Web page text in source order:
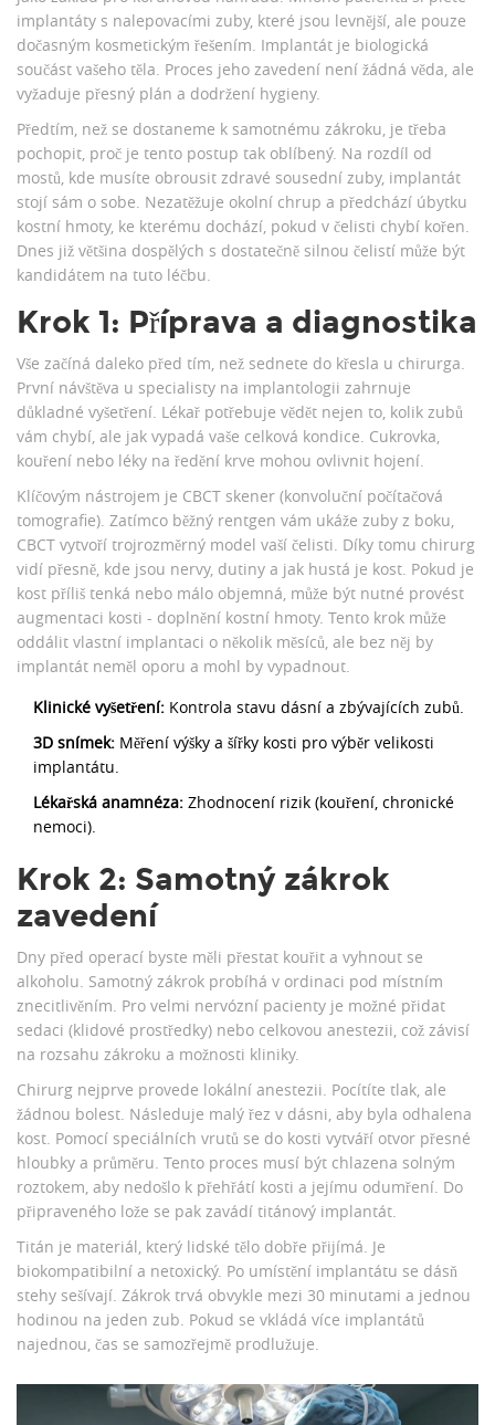
implantáty s nalepovacími zuby, které jsou levnější, ale pouze
dočasným kosmetickým řešením. Implantát je biologická
součást vašeho těla. Proces jeho zavedení není žádná věda, ale
vyžaduje přesný plán a dodržení hygieny.
Předtím, než se dostaneme k samotnému zákroku, je třeba
pochopit, proč je tento postup tak oblíbený. Na rozdíl od
mostů, kde musíte obrousit zdravé sousední zuby, implantát
stojí sám o sobe. Nezatěžuje okolní chrup a předchází úbytku
kostní hmoty, ke kterému dochází, pokud v čelisti chybí kořen.
Dnes již většina dospělých s dostatečně silnou čelistí může být
kandidátem na tuto léčbu.
Krok 1: Příprava a diagnostika
Vše začíná daleko před tím, než sednete do křesla u chirurga.
První návštěva u specialisty na implantologii zahrnuje
důkladné vyšetření. Lékař potřebuje vědět nejen to, kolik zubů
vám chybí, ale jak vypadá vaše celková kondice. Cukrovka,
kouření nebo léky na ředění krve mohou ovlivnit hojení.
Klíčovým nástrojem je CBCT skener (konvoluční počítačová
tomografie). Zatímco běžný rentgen vám ukáže zuby z boku,
CBCT vytvoří trojrozměrný model vaší čelisti. Díky tomu chirurg
vidí přesně, kde jsou nervy, dutiny a jak hustá je kost. Pokud je
kost příliš tenká nebo málo objemná, může být nutné provést
augmentaci kosti - doplnění kostní hmoty. Tento krok může
oddálit vlastní implantaci o několik měsíců, ale bez něj by
implantát neměl oporu a mohl by vypadnout.
Klinické vyšetření: Kontrola stavu dásní a zbývajících zubů.
3D snímek: Měření výšky a šířky kosti pro výběr velikosti
implantátu.
Lékařská anamnéza: Zhodnocení rizik (kouření, chronické
nemoci).
Krok 2: Samotný zákrok
zavedení
Dny před operací byste měli přestat kouřit a vyhnout se
alkoholu. Samotný zákrok probíhá v ordinaci pod místním
znecitlivěním. Pro velmi nervózní pacienty je možné přidat
sedaci (klidové prostředky) nebo celkovou anestezii, což závisí
na rozsahu zákroku a možnosti kliniky.
Chirurg nejprve provede lokální anestezii. Pocítíte tlak, ale
žádnou bolest. Následuje malý řez v dásni, aby byla odhalena
kost. Pomocí speciálních vrutů se do kosti vytváří otvor přesné
hloubky a průměru. Tento proces musí být chlazena solným
roztokem, aby nedošlo k přehřátí kosti a jejímu odumření. Do
připraveného lože se pak zavádí titánový implantát.
Titán je materiál, který lidské tělo dobře přijímá. Je
biokompatibilní a netoxický. Po umístění implantátu se dásň
stehy sešívají. Zákrok trvá obvykle mezi 30 minutami a jednou
hodinou na jeden zub. Pokud se vkládá více implantátů
najednou, čas se samozřejmě prodlužuje.